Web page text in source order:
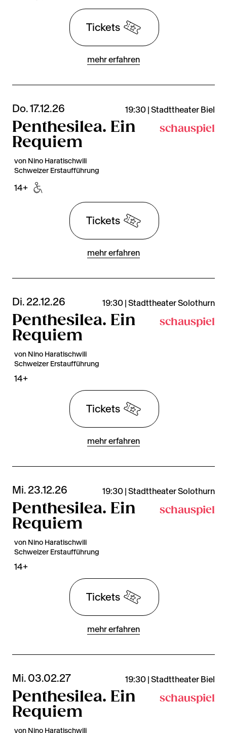
Tickets
mehr erfahren
Do. 17.12.26 19:30 | Stadttheater Biel
Penthesilea. Ein
Requiem
schauspiel
von Nino Haratischwili
Schweizer Erstaufführung
14+
Tickets
mehr erfahren
Di. 22.12.26 19:30 | Stadttheater Solothurn
Penthesilea. Ein
Requiem
schauspiel
von Nino Haratischwili
Schweizer Erstaufführung
14+
Tickets
mehr erfahren
Mi. 23.12.26 19:30 | Stadttheater Solothurn
Penthesilea. Ein
Requiem
schauspiel
von Nino Haratischwili
Schweizer Erstaufführung
14+
Tickets
mehr erfahren
Mi. 03.02.27 19:30 | Stadttheater Biel
Penthesilea. Ein
Requiem
schauspiel
von Nino Haratischwili